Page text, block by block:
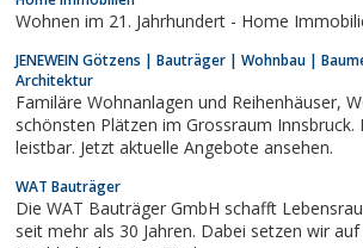
Kundenbetreuung.Eigentumswohnungen in
Mietwohnungen in Eferding,
Wohnen im 21. Jahrhundert - Home
JENEWEIN Götzens | Bauträger | Wohnbau |
Architektur
Familäre Wohnanlagen und Reihenhäuser, Wohnbau an den
schönsten Plätzen im Grossraum Innsbruck.
leistbar. Jetzt aktuelle Angebote ansehen.
WAT Bauträger
Die WAT Bauträger GmbH schafft
seit mehr als 30 Jahren. Dabei setzen wir